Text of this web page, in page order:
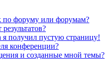
по форуму или форумам?
я получил пустую страницу!
конференции?
и созданные мной темы?